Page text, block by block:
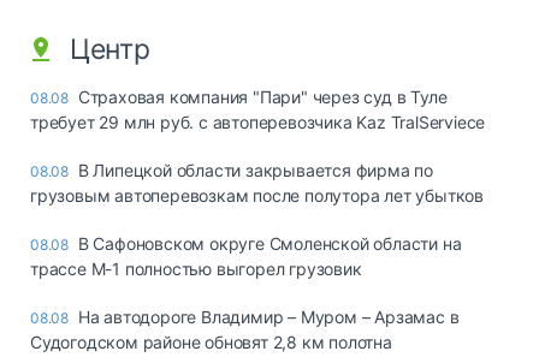
Центр
08.08 Страховая компания "Пари" через суд в Туле
требует 29 млн руб. с автоперевозчика Kaz TralServiece
08.08 В Липецкой области закрывается фирма по
грузовым автоперевозкам после полутора лет убытков
08.08 В Сафоновском округе Смоленской области на
трассе М-1 полностью выгорел грузовик
08.08 На автодороге Владимир – Муром – Арзамас в
Судогодском районе обновят 2,8 км полотна